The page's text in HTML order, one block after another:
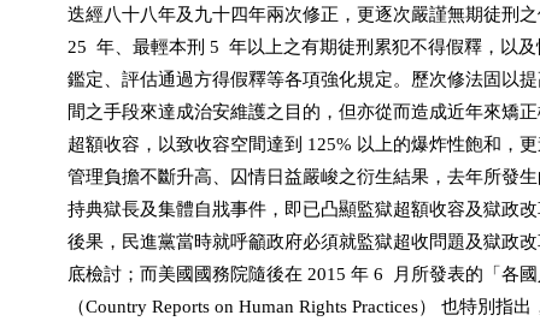
迭經八十八年及九十四年兩次修正，更逐次嚴謹無期徒刑
25  年、最輕本刑 5  年以上之有期徒刑累犯不得假釋，以
鑑定、評估通過方得假釋等各項強化規定。歷次修法固以
間之手段來達成治安維護之目的，但亦從而造成近年來矯
超額收容，以致收容空間達到 125% 以上的爆炸性飽和，
管理負擔不斷升高、囚情日益嚴峻之衍生結果，去年所發
持典獄長及集體自戕事件，即已凸顯監獄超額收容及獄政
後果，民進黨當時就呼籲政府必須就監獄超收問題及獄政
底檢討；而美國國務院隨後在 2015 年 6  月所發表的「各
（Country Reports on Human Rights Practices） 也特別指